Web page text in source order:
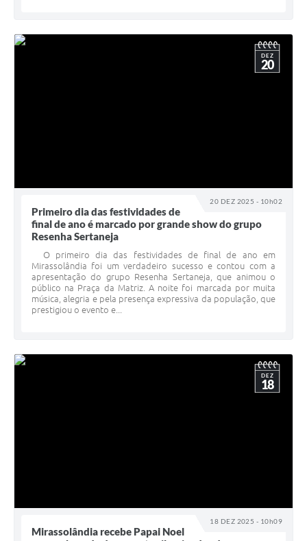
20 DEZ 2025 - 10h02
DEZ
20
Primeiro dia das festividades de
final de ano é marcado por grande show do grupo
Resenha Sertaneja
O primeiro dia das festividades de final de ano em
Mirassolândia foi um verdadeiro sucesso e contou com a
apresentação do grupo Resenha Sertaneja, que animou o
público na Praça da Matriz. A noite foi marcada por muita
música, alegria e pela presença expressiva da população, que
prestigiou o evento e...
18 DEZ 2025 - 10h09
DEZ
18
Mirassolândia recebe Papai Noel